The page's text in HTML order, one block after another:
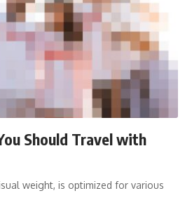
Should Travel with
weight, is optimized for various